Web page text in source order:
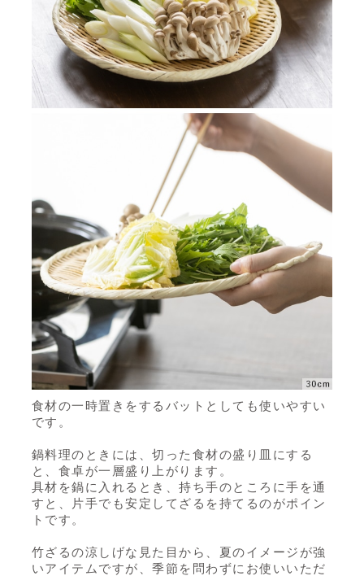
食材の一時置きをするバットとしても使いやすい
です。
鍋料理のときには、切った食材の盛り皿にする
と、食卓が一層盛り上がります。
具材を鍋に入れるとき、持ち手のところに手を通
すと、片手でも安定してざるを持てるのがポイン
トです。
竹ざるの涼しげな見た目から、夏のイメージが強
いアイテムですが、季節を問わずにお使いいただ